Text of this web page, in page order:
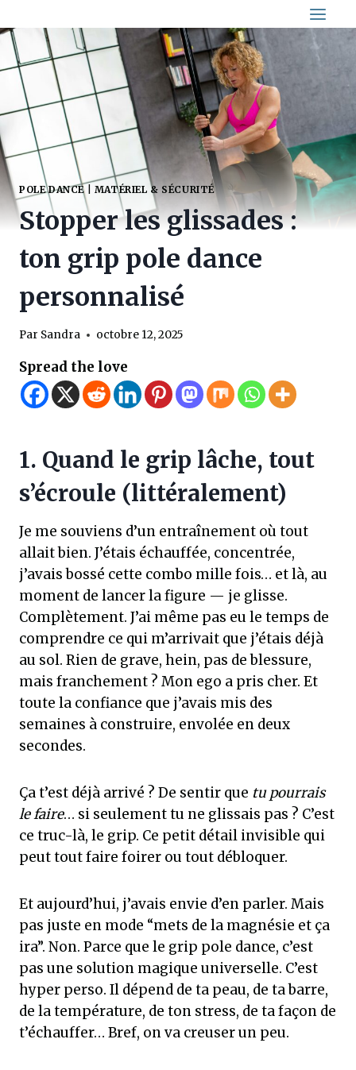
au
contenu
POLE DANCE| MATÉRIEL & SÉCURITÉ
Stopper les glissades :
ton grip pole dance
personnalisé
Par Sandra octobre 12, 2025
Spread the love
1. Quand le grip lâche, tout
s’écroule (littéralement)
Je me souviens d’un entraînement où tout
allait bien. J’étais échauffée, concentrée,
j’avais bossé cette combo mille fois… et là, au
moment de lancer la figure — je glisse.
Complètement. J’ai même pas eu le temps de
comprendre ce qui m’arrivait que j’étais déjà
au sol. Rien de grave, hein, pas de blessure,
mais franchement ? Mon ego a pris cher. Et
toute la confiance que j’avais mis des
semaines à construire, envolée en deux
secondes.
Ça t’est déjà arrivé ? De sentir que tu pourrais
le faire… si seulement tu ne glissais pas ? C’est
ce truc-là, le grip. Ce petit détail invisible qui
peut tout faire foirer ou tout débloquer.
Et aujourd’hui, j’avais envie d’en parler. Mais
pas juste en mode “mets de la magnésie et ça
ira”. Non. Parce que le grip pole dance, c’est
pas une solution magique universelle. C’est
hyper perso. Il dépend de ta peau, de ta barre,
de la température, de ton stress, de ta façon de
t’échauffer… Bref, on va creuser un peu.